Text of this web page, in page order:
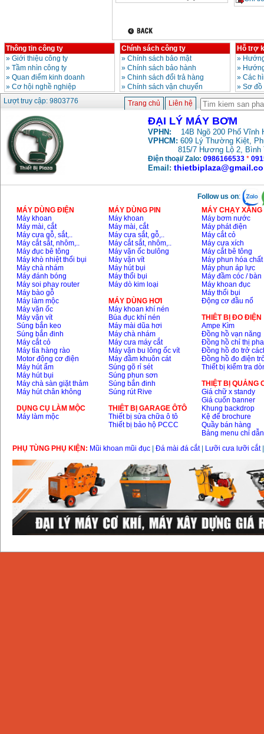
Thông tin công ty
» Giới thiệu công ty
» Tầm nhìn công ty
» Quan điểm kinh doanh
» Cơ hội nghề nghiệp
Chính sách công ty
» Chính sách bảo mật
» Chính sách bảo hành
» Chinh sách đổi trả hàng
» Chính sách vận chuyển
Hỗ trợ
»
»
» Các
» Sơ
Lượt truy cập: 9803776
Trang chủ Liên hệ
ĐẠI LÝ MÁY BƠM
VPHN: 14B Ngõ 200 Phố Vĩnh
VPHCM: 609 Lý Thường Kiệt,
815/7 Hương Lộ 2, Bình
Điện thoại/ Zalo: 0986166533 *
Email:
Follow us on:
MÁY DÙNG ĐIỆN
Máy khoan
Máy mài, cắt
Máy cưa gỗ, sắt,..
Máy cắt sắt, nhôm,..
Máy đục bê tông
Máy khò nhiệt thổi bụi
Máy chà nhám
Máy đánh bóng
Máy soi phay router
Máy bào gỗ
Máy làm mộc
Máy vặn ốc
Máy vặn vít
Súng bắn keo
Súng bắn đinh
Máy cắt cỏ
Máy tỉa hàng rào
Motor động cơ điện
Máy hút ẩm
Máy hút bụi
Máy chà sàn giặt thảm
Máy hút chân không
DỤNG CỤ LÀM MỘC
Máy làm mộc
MÁY DÙNG PIN
Máy khoan
Máy mài, cắt
Máy cưa sắt, gỗ,..
Máy cắt sắt, nhôm,..
Máy vặn ốc bulông
Máy vặn vít
Máy hút bụi
Máy thổi bụi
Máy dò kim loại
MÁY DÙNG HƠI
Máy khoan khí nén
Búa đục khí nén
Máy mài dũa hơi
Máy chà nhám
Máy cưa máy cắt
Máy vặn bu lông ốc vít
Máy đầm khuôn cát
Súng gõ rỉ sét
Súng phun sơn
Súng bắn đinh
Súng rút Rive
THIÊT BỊ GARAGE ÔTÔ
Thiết bị sửa chữa ô tô
Thiết bị bảo hộ PCCC
MÁY CHẠY
Máy bơm nước
Máy phát điện
Máy cắt cỏ
Máy cưa xích
Máy cắt bê tông
Máy phun hóa chất
Máy phun áp lực
Máy đầm cóc / bàn
Máy khoan đục
Máy thổi bụi
Động cơ đầu nổ
THIÊT BỊ ĐO ĐIỆN
Ampe Kìm
Đồng hồ vạn năng
Đồng hồ chỉ thị pha
Đồng hồ đo trở
Đồng hồ đo điện
Thiết bị kiểm tra
THIỆT BỊ QUẢNG
Giá chữ x standy
Giá cuốn banner
Khung backdrop
Kệ để brochure
Quầy bán hàng
Bảng menu chỉ dẫn
PHỤ TÙNG PHỤ KIỆN: Mũi khoan mũi đục Đá mài đá cắt| Lưỡi cưa lưỡi cắt